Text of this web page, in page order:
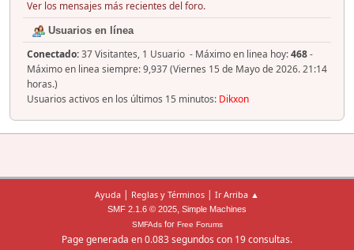
Ver los mensajes más recientes del foro.
Usuarios en línea
Conectado:37 Visitantes, 1 Usuario - Máximo en linea hoy:468-
Máximo en linea siempre: 9,937 (Viernes 15 de Mayo de 2026. 21:14
horas.)
Usuarios activos en los últimos 15 minutos: Dikxon
Ayuda | Reglas y Términos | Ir Arriba ▲
SMF 2.1.6 © 2025, Simple Machines
SMFAdsfor Free Forums
Page generada en 0.083 segundos con 19 consultas.